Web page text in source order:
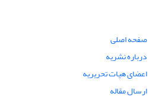
صفحه اصلی
درباره نشریه
اعضای هیات تحریریه
ارسال مقاله